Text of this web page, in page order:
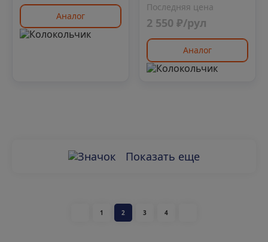
Аналог
Последняя цена
2 550 ₽/рул
Аналог
Показать еще
1 2 3 4